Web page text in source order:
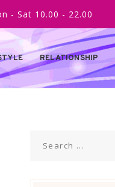
- Sat 10.00 - 22.00
RELATIONSHIP